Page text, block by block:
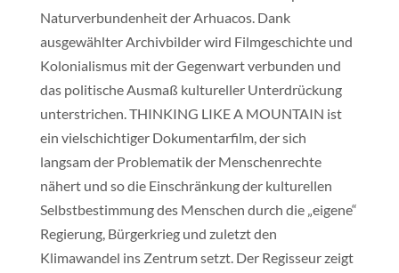
Naturverbundenheit der Arhuacos. Dank
ausgewählter Archivbilder wird Filmgeschichte und
Kolonialismus mit der Gegenwart verbunden und
das politische Ausmaß kultureller Unterdrückung
unterstrichen. THINKING LIKE A MOUNTAIN ist
ein vielschichtiger Dokumentarfilm, der sich
langsam der Problematik der Menschenrechte
nähert und so die Einschränkung der kulturellen
Selbstbestimmung des Menschen durch die „eigene“
Regierung, Bürgerkrieg und zuletzt den
Klimawandel ins Zentrum setzt. Der Regisseur zeigt